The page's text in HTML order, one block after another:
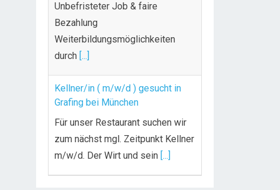
Unbefristeter Job & faire
Bezahlung
Weiterbildungsmöglichkeiten
durch [...]
Kellner/in ( m/w/d ) gesucht in
Grafing bei München
Für unser Restaurant suchen wir
zum nächst mgl. Zeitpunkt Kellner
m/w/d. Der Wirt und sein [...]